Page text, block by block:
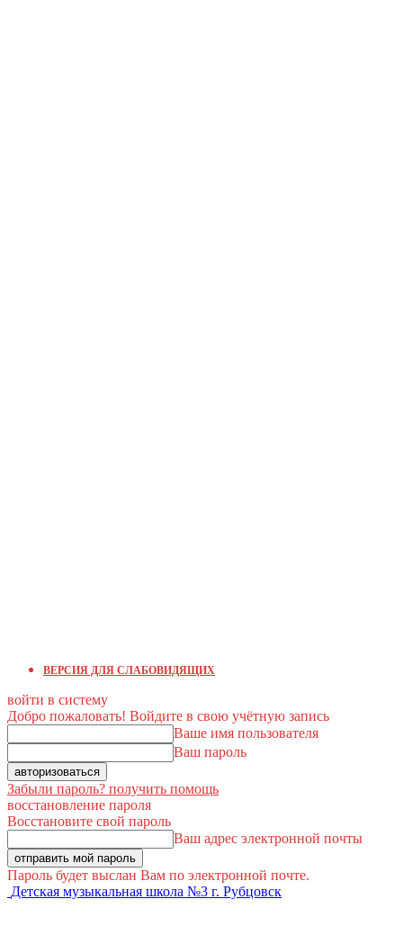
ВЕРСИЯ ДЛЯ СЛАБОВИДЯЩИХ
войти в систему
Добро пожаловать! Войдите в свою учётную запись
Ваше имя пользователя
Ваш пароль
Забыли пароль? получить помощь
восстановление пароля
Восстановите свой пароль
Ваш адрес электронной почты
Пароль будет выслан Вам по электронной почте.
Детская музыкальная школа №3 г. Рубцовск